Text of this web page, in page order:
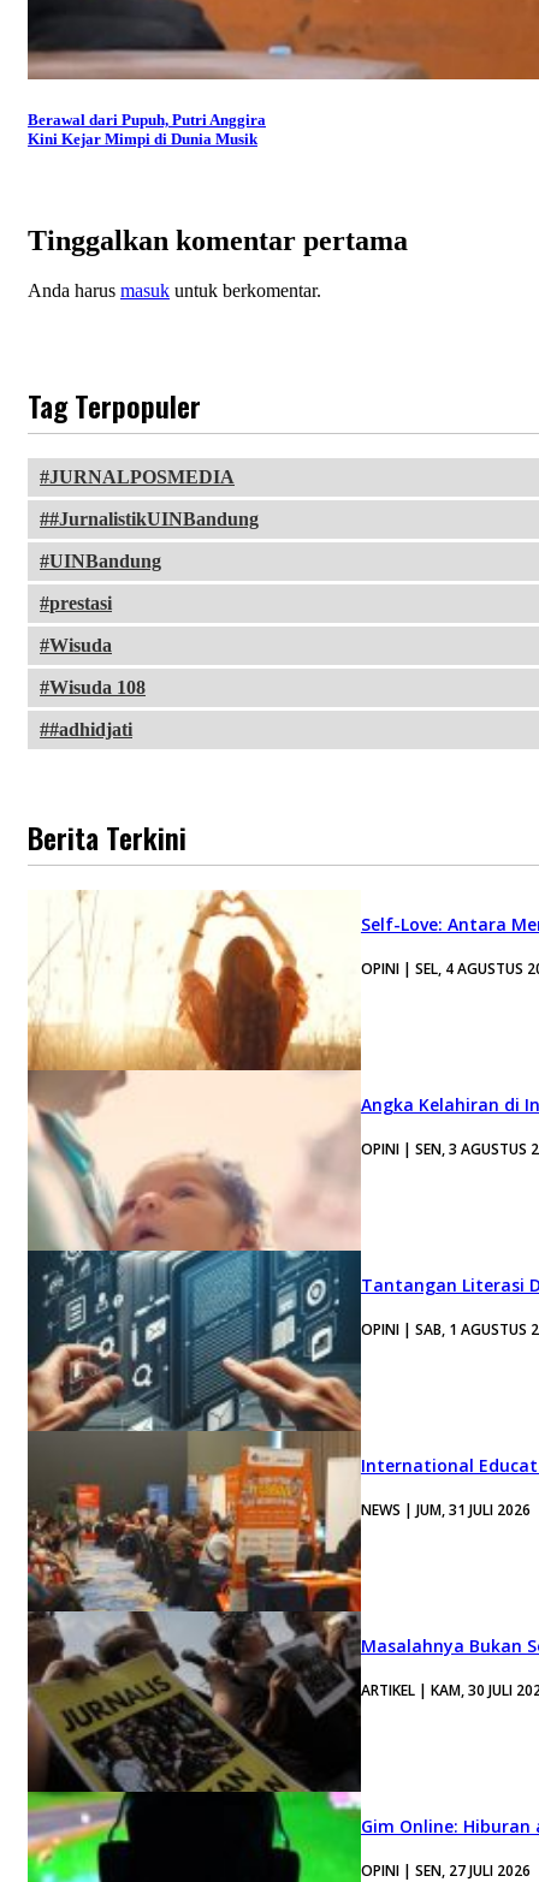
Berawal dari Pupuh, Putri Anggira
Kini Kejar Mimpi di Dunia Musik
Tinggalkan komentar pertama
Anda harus masuk untuk berkomentar.
Tag Terpopuler
JURNALPOSMEDIA
#JurnalistikUINBandung
UINBandung
prestasi
Wisuda
Wisuda 108
#adhidjati
Berita Terkini
Self-Love: Antara
OPINI | SEL, 4 AGUSTUS
Angka Kelahiran di
OPINI | SEN, 3 AGUSTUS
Tantangan Literasi
OPINI | SAB, 1 AGUSTUS
International
NEWS | JUM, 31 JULI 2026
Masalahnya Bukan
ARTIKEL | KAM, 30 JULI
Gim Online:
OPINI | SEN, 27 JULI 2026